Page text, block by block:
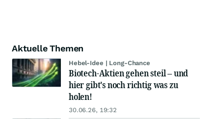
Aktuelle Themen
Hebel-Idee | Long-Chance
Biotech-Aktien gehen steil – und
hier gibt's noch richtig was zu
holen!
30.06.26, 19:32